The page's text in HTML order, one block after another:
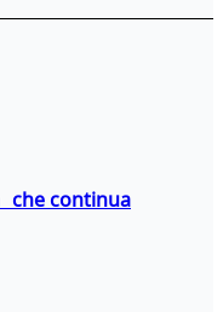
che continua